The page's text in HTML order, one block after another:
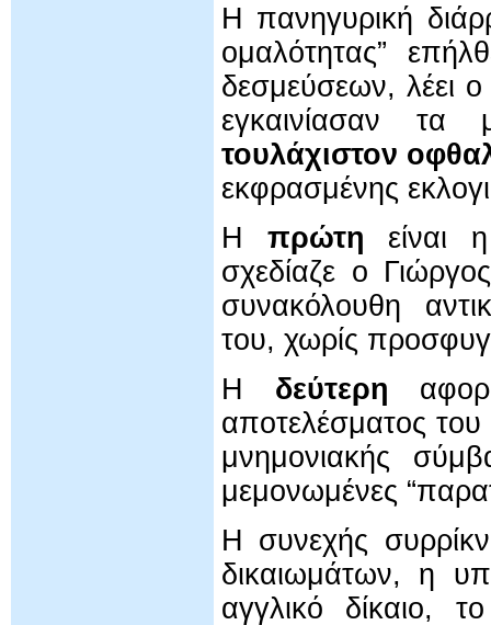
Η πανηγυρική
ομαλότητας”
δεσμεύσεων, λέει
εγκαινίασαν τα
τουλάχιστον
εκφρασμένης
Η πρώτη είναι
σχεδίαζε ο
συνακόλουθη
του, χωρίς
Η δεύτερη
αποτελέσματος
μνημονιακής
μεμονωμένες
Η συνεχής
δικαιωμάτων, η
αγγλικό δίκαιο,